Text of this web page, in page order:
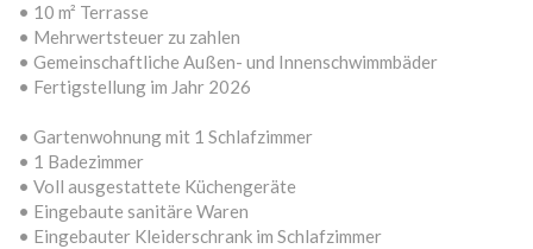
• 10 m² Terrasse
• Mehrwertsteuer zu zahlen
• Gemeinschaftliche Außen- und Innenschwimmbäder
• Fertigstellung im Jahr 2026
• Gartenwohnung mit 1 Schlafzimmer
• 1 Badezimmer
• Voll ausgestattete Küchengeräte
• Eingebaute sanitäre Waren
• Eingebauter Kleiderschrank im Schlafzimmer